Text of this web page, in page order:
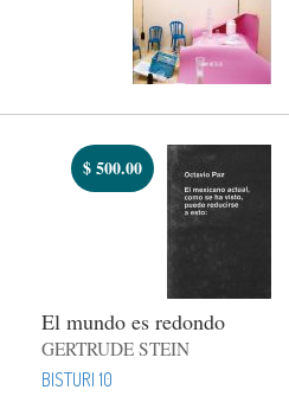
$500.00
El mundo es redondo
GERTRUDE STEIN
BISTURI 10